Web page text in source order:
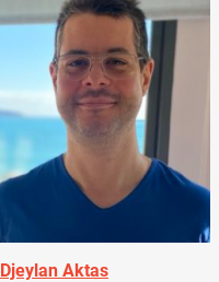
Djeylan Aktas